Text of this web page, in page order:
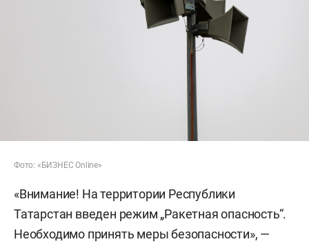
Фото: «БИЗНЕС Online»
«Внимание! На территории Республики
Татарстан введен режим „Ракетная опасность“.
Необходимо принять меры безопасности», —